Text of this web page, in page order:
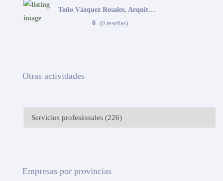
Toño Vázquez Rosales, Arquitecto
0 (0 reseñas)
Otras actividades
Empresas por provincias